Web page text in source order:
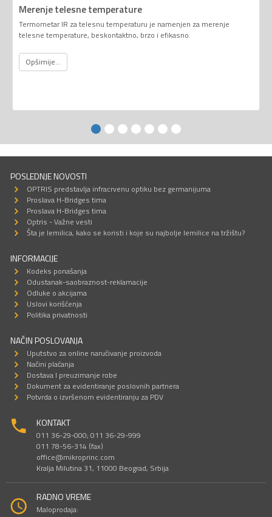
Merenje telesne temperature
Termometar IR za telesnu temperaturu je namenjen za merenje
telesne temperature, beskontaktno, brzo i efikasno.
Opširnije...
POSLEDNJE NOVOSTI
OPTRIS predstavlja infracrvenu optiku bez germanijuma
Proslava H-Bridges tima
Proslava H-Bridges tima
Optris - Važne vesti
Šta je lemilica, kako se koristi i koje su najbolje lemilice na tržištu?
INFORMACIJE
Kodeks ponašanja
Odustanak-saobraznost-reklamacije
Odluke o akcijama
Uslovi korišćenja
Politika privatnosti
NAČIN POSLOVANJA
Uputstvo za online naručivanje proizvoda
Načini plaćanja
Dostava I preuzimanje robe
Dokument za evidentiranje poslovnih partnera
Potvrda o izvršenom evidentiranju za PDV
KONTAKT
011 36-29-000; 011 36-29-999
011 78-56-314 (fax)
office@mikroprinc.com
Kralja Milutina 31, 11000 Beograd, Srbija
RADNO VREME
Maloprodaja: